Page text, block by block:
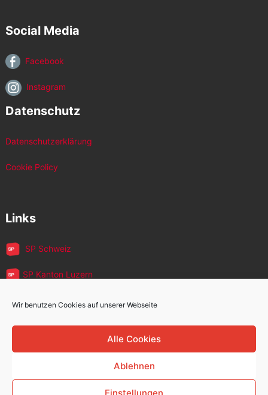
Wir benutzen Cookies auf unserer Webseite
Alle Cookies
Ablehnen
Einstellungen
Social Media
Facebook
Instagram
Datenschutz
Datenschutzerklärung
Cookie Policy
Links
SP Schweiz
SP Kanton Luzern
JUSO Luzern
SP MigrantInnen
SP 60+